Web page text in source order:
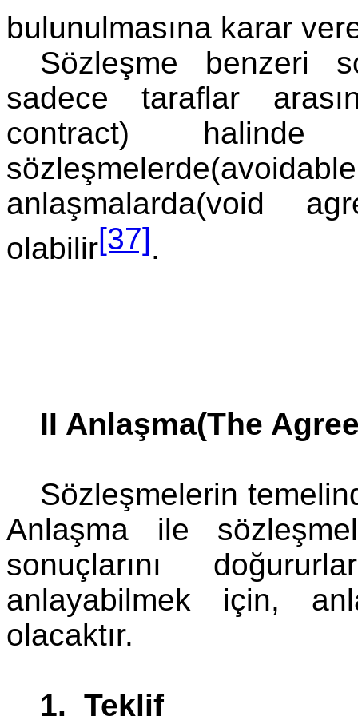
bulunulmasına karar
Sözleşme benzeri
sadece taraflar
contract)
anlaşmalarda(void
olabilir[37].
II Anlaşma(The
Sözleşmelerin
Anlaşma ile
sonuçlarını
anlayabilmek için,
olacaktır.
1. Teklif